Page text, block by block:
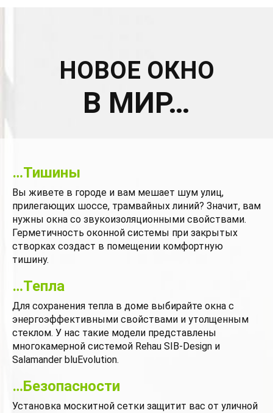
НОВОЕ ОКНО
В МИР…
…Тишины
Вы живете в городе и вам мешает шум улиц,
прилегающих шоссе, трамвайных линий? Значит, вам
нужны окна со звукоизоляционными свойствами.
Герметичность оконной системы при закрытых
створках создаст в помещении комфортную
тишину.
…Тепла
Для сохранения тепла в доме выбирайте окна с
энергоэффективными свойствами и утолщенным
стеклом. У нас такие модели представлены
многокамерной системой Rehau SIB-Design и
Salamander bluEvolution.
…Безопасности
Установка москитной сетки защитит вас от уличной